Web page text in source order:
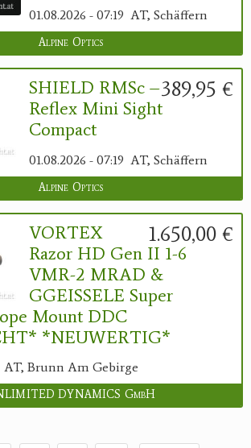
01.08.2026 - 07:19 AT, Schäffern
Alpine Optics
389,95 €
SHIELD RMSc –
Reflex Mini Sight
Compact
01.08.2026 - 07:19 AT, Schäffern
Alpine Optics
1.650,00 €
VORTEX
Razor HD Gen II 1-6
VMR-2 MRAD &
GGEISSELE Super
Mount DDC
*NEUWERTIG*
AT, Brunn Am Gebirge
DYNAMICS GmbH